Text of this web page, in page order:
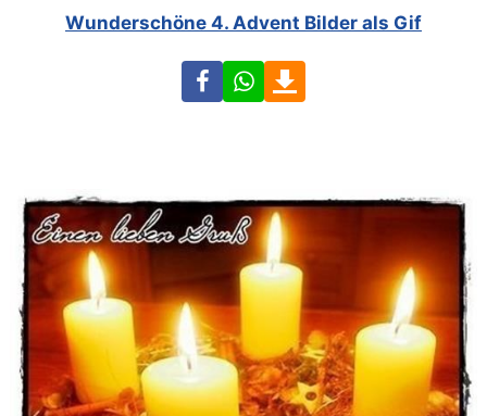
Wunderschöne 4. Advent Bilder als Gif
FacebookWhatsApp